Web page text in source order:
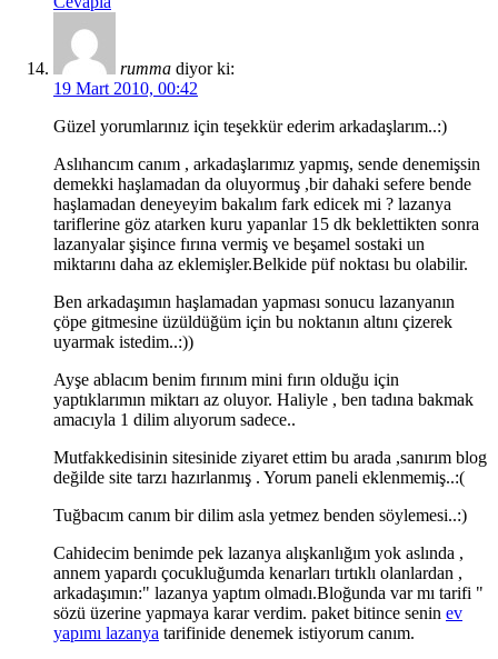
rumma diyor ki:
19 Mart 2010, 00:42
Güzel yorumlarınız için teşekkür ederim arkadaşlarım..:)
Aslıhancım canım , arkadaşlarımız yapmış, sende denemişsin
demekki haşlamadan da oluyormuş ,bir dahaki sefere bende
haşlamadan deneyeyim bakalım fark edicek mi ? lazanya
tariflerine göz atarken kuru yapanlar 15 dk beklettikten sonra
lazanyalar şişince fırına vermiş ve beşamel sostaki un
miktarını daha az eklemişler.Belkide püf noktası bu olabilir.
Ben arkadaşımın haşlamadan yapması sonucu lazanyanın
çöpe gitmesine üzüldüğüm için bu noktanın altını çizerek
uyarmak istedim..:))
Ayşe ablacım benim fırınım mini fırın olduğu için
yaptıklarımın miktarı az oluyor. Haliyle , ben tadına bakmak
amacıyla 1 dilim alıyorum sadece..
Mutfakkedisinin sitesinide ziyaret ettim bu arada ,sanırım blog
değilde site tarzı hazırlanmış . Yorum paneli eklenmemiş..:(
Tuğbacım canım bir dilim asla yetmez benden söylemesi..:)
Cahidecim benimde pek lazanya alışkanlığım yok aslında ,
annem yapardı çocukluğumda kenarları tırtıklı olanlardan ,
arkadaşımın:" lazanya yaptım olmadı.Bloğunda var mı tarifi "
sözü üzerine yapmaya karar verdim. paket bitince senin ev
yapımı lazanya tarifinide denemek istiyorum canım.